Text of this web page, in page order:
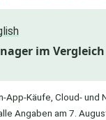
im Vergleich
App-Käufe, Cloud- und
Angaben am 7.